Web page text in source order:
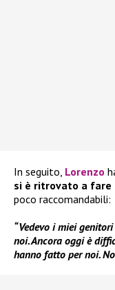
In seguito, Lorenzo
si è ritrovato a fare
poco raccomandabili:
“Vedevo i miei
noi. Ancora oggi è
hanno fatto per noi.